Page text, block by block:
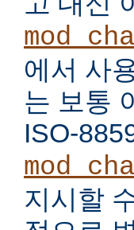
에서 사
는 보통
ISO-
지시할